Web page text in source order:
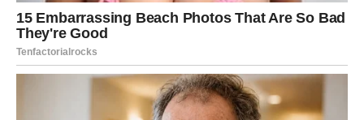
ŠTA SE MENJA ZA BIKA?
U narednom periodu, Bik ulazi u fazu u kojoj: